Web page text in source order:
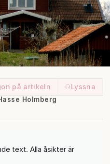
på artikeln
Lyssna
Holmberg
text. Alla åsikter är